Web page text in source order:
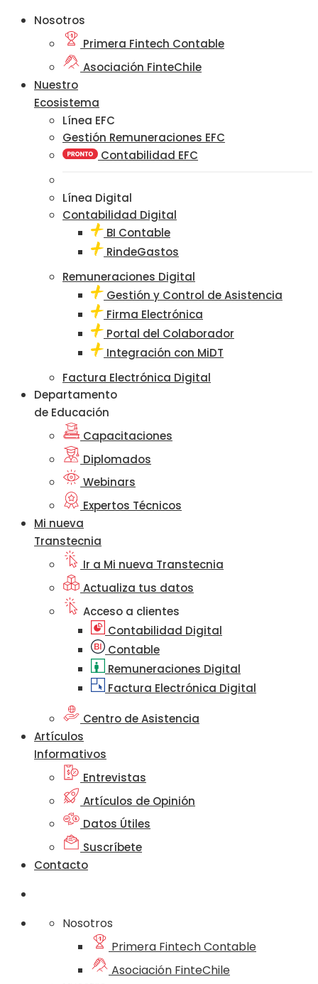
Nosotros
Primera Fintech Contable
Asociación FinteChile
Nuestro
Ecosistema
Línea EFC
Gestión Remuneraciones EFC
Contabilidad EFC
Línea Digital
Contabilidad Digital
BI Contable
RindeGastos
Remuneraciones Digital
Gestión y Control de Asistencia
Firma Electrónica
Portal del Colaborador
Integración con MiDT
Factura Electrónica Digital
Departamento
de Educación
Capacitaciones
Diplomados
Webinars
Expertos Técnicos
Mi nueva
Transtecnia
Ir a Mi nueva Transtecnia
Actualiza tus datos
Acceso a clientes
Contabilidad Digital
Contable
Remuneraciones Digital
Factura Electrónica Digital
Centro de Asistencia
Artículos
Informativos
Entrevistas
Artículos de Opinión
Datos Útiles
Suscríbete
Contacto
Nosotros
Primera Fintech Contable
Asociación FinteChile